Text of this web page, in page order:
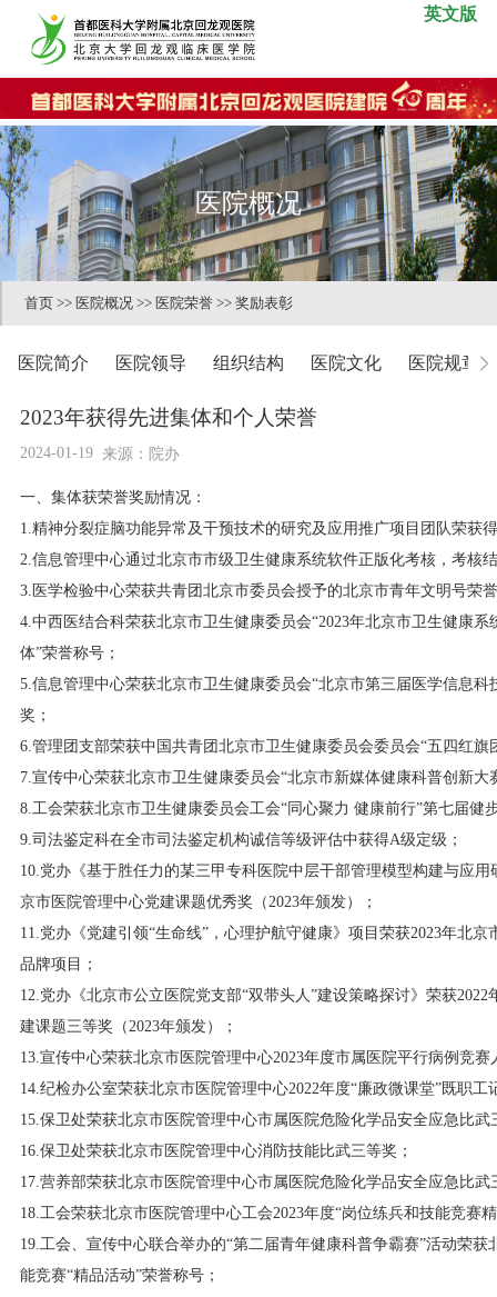
英文版
医院概况
医院简介 医院领导 组织结构 医院文化 医院规章
首页 >> 医院概况 >> 医院荣誉 >> 奖励表彰
2023年获得先进集体和个人荣誉
2024-01-19 来源：院办
一、集体获荣誉奖励情况：
1.精神分裂症脑功能异常及干预技术的研究及应用推广项目团队荣获
2.信息管理中心通过北京市市级卫生健康系统软件正版化考核，考核
3.医学检验中心荣获共青团北京市委员会授予的北京市青年文明号荣
4.中西医结合科荣获北京市卫生健康委员会“2023年北京市卫生健康
体”荣誉称号；
5.信息管理中心荣获北京市卫生健康委员会“北京市第三届医学信息科
奖；
6.管理团支部荣获中国共青团北京市卫生健康委员会委员会“五四红旗
7.宣传中心荣获北京市卫生健康委员会“北京市新媒体健康科普创新大
8.工会荣获北京市卫生健康委员会工会“同心聚力 健康前行”第七届健
9.司法鉴定科在全市司法鉴定机构诚信等级评估中获得A级定级；
10.党办《基于胜任力的某三甲专科医院中层干部管理模型构建与应用
京市医院管理中心党建课题优秀奖（2023年颁发）；
11.党办《党建引领“生命线”，心理护航守健康》项目荣获2023年北
品牌项目；
12.党办《北京市公立医院党支部“双带头人”建设策略探讨》荣获
建课题三等奖（2023年颁发）；
13.宣传中心荣获北京市医院管理中心2023年度市属医院平行病例竞
14.纪检办公室荣获北京市医院管理中心2022年度“廉政微课堂”既职工
15.保卫处荣获北京市医院管理中心市属医院危险化学品安全应急比武
16.保卫处荣获北京市医院管理中心消防技能比武三等奖；
17.营养部荣获北京市医院管理中心市属医院危险化学品安全应急比武
18.工会荣获北京市医院管理中心工会2023年度“岗位练兵和技能竞赛
19.工会、宣传中心联合举办的“第二届青年健康科普争霸赛”活动荣获
能竞赛“精品活动”荣誉称号；